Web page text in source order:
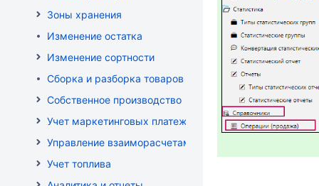
Зоны хранения
Изменение остатка
Изменение сортности
Сборка и разборка товаров
Собственное производство
Учет маркетинговых платежей
Управление взаиморасчетами
Учет топлива